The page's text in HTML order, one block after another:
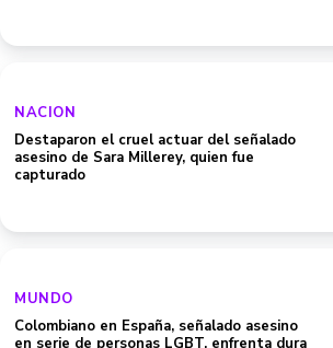
NACION
Destaparon el cruel actuar del señalado
asesino de Sara Millerey, quien fue
capturado
MUNDO
Colombiano en España, señalado asesino
en serie de personas LGBT, enfrenta dura